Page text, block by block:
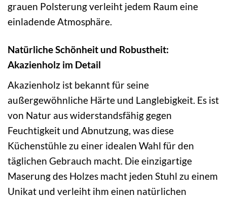
grauen Polsterung verleiht jedem Raum eine
einladende Atmosphäre.
Natürliche Schönheit und Robustheit:
Akazienholz im Detail
Akazienholz ist bekannt für seine
außergewöhnliche Härte und Langlebigkeit. Es ist
von Natur aus widerstandsfähig gegen
Feuchtigkeit und Abnutzung, was diese
Küchenstühle zu einer idealen Wahl für den
täglichen Gebrauch macht. Die einzigartige
Maserung des Holzes macht jeden Stuhl zu einem
Unikat und verleiht ihm einen natürlichen